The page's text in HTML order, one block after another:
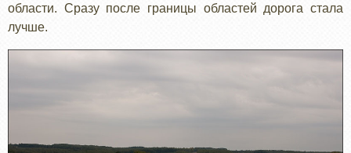
области. Сразу после границы областей дорога стала
лучше.